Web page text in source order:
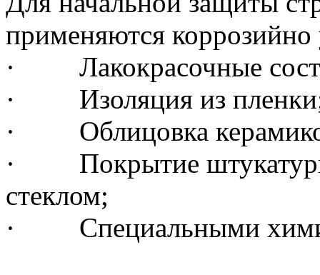
применяются
· Лакокрасочные
· Изоляция из
· Облицовка
· Покрытие
стеклом;
· Специальными